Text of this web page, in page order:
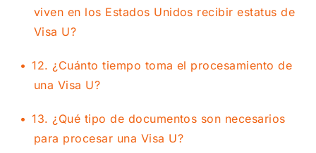
viven en los Estados Unidos recibir estatus de
Visa U?
12. ¿Cuánto tiempo toma el procesamiento de
una Visa U?
13. ¿Qué tipo de documentos son necesarios
para procesar una Visa U?